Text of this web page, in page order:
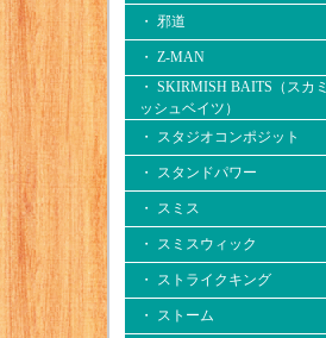
・ 邪道
・ Z-MAN
・ SKIRMISH BAITS（スカミ
ッシュベイツ）
・ スタジオコンポジット
・ スタンドパワー
・ スミス
・ スミスウィック
・ ストライクキング
・ ストーム